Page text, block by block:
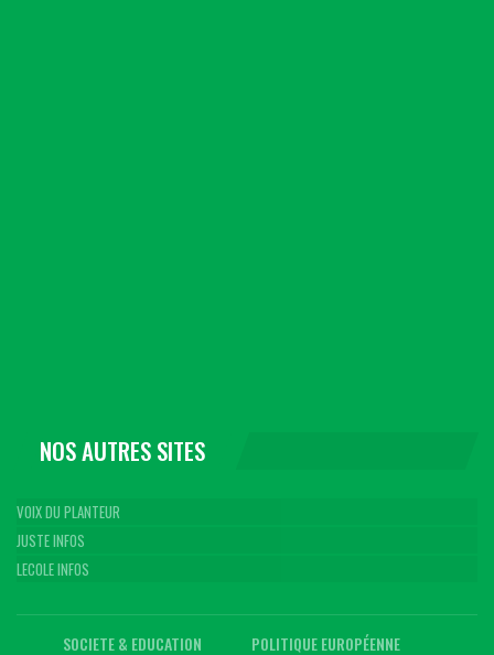
NOS AUTRES SITES
VOIX DU PLANTEUR
JUSTE INFOS
LECOLE INFOS
SOCIETE & EDUCATION POLITIQUE EUROPÉENNE